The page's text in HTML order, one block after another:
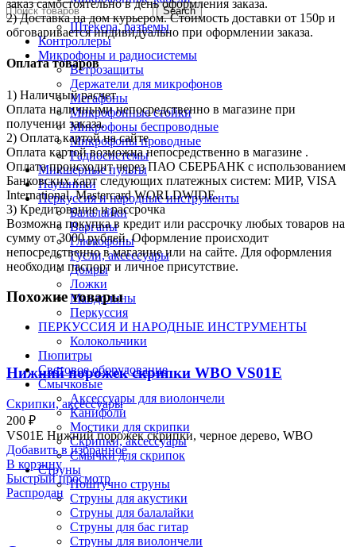
Переходники
Штекера, разъемы
Контроллеры
Микрофоны и радиосистемы
Ветрозащиты
Держатели для микрофонов
Мегафоны
Микрофонные стойки
Микрофоны беспроводные
Микрофоны проводные
Радиосистемы
Микшерные пульты
Наушники
Перкуссия и народные инструменты
Балалайки
Варганы
Глюкофоны
Гусли, аксессуары
Домры
Ложки
Мандолины
Перкуссия
ПЕРКУССИЯ И НАРОДНЫЕ ИНСТРУМЕНТЫ
Колокольчики
Пюпитры
Световое оборудование
Смычковые
Аксессуары для виолончели
Канифоли
Мостики для скрипки
Скрипки, аксессуары
Смычки для скрипок
Струны
Поштучно струны
Струны для акустики
Струны для балалайки
Струны для бас гитар
Струны для виолончели
Search
заказ самостоятельно в день оформления заказа.
2) Доставка на дом курьером. Стоимость доставки от 150р и
обговаривается индивидуально при оформлении заказа.
Оплата товаров
1) Наличный расчет
Оплата наличными непосредственно в магазине при
получении заказа.
2) Оплата картой на сайте
Оплата картой возможна непосредственно в магазине .
Оплата происходит через ПАО СБЕРБАНК с использованием
Банковских карт следующих платежных систем: МИР, VISA
International, Mastercard WORLDWIDE.
3) Кредитование и рассрочка
Возможна покупка в кредит или рассрочку любых товаров на
сумму от 3000 рублей. Оформление происходит
непосредственно в магазине или на сайте. Для оформления
необходим паспорт и личное присутствие.
Похожие товары
Нижний порожек скрипки WBO VS01E
Скрипки, аксессуары
200 ₽
VS01E Нижний порожек скрипки, черное дерево, WBO
Добавить в избранное
В корзину
Быстрый просмотр
Распродан